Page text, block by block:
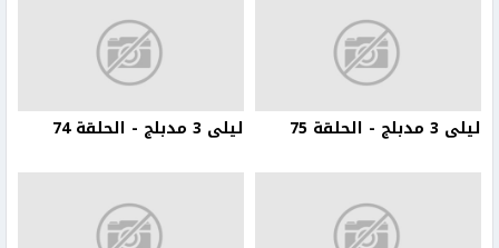
ليلى 3 مدبلج - الحلقة 75 ليلى 3 مدبلج - الحلقة 74